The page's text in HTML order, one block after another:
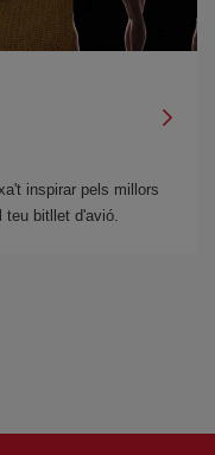
inspirar pels millors
teu bitllet d'avió.